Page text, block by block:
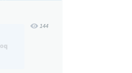
144